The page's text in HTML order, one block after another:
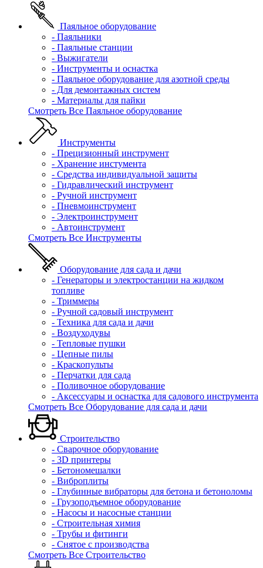
Паяльное оборудование
- Паяльники
- Паяльные станции
- Выжигатели
- Инструменты и оснастка
- Паяльное оборудование для азотной среды
- Для демонтажных систем
- Материалы для пайки
Смотреть Все Паяльное оборудование
Инструменты
- Прецизионный инструмент
- Хранение инстумента
- Средства индивидуальной защиты
- Гидравлический инструмент
- Ручной инструмент
- Пневмоинструмент
- Электроинструмент
- Автоинструмент
Смотреть Все Инструменты
Оборудование для сада и дачи
- Генераторы и электростанции на жидком
топливе
- Триммеры
- Ручной садовый инструмент
- Техника для сада и дачи
- Воздуходувы
- Тепловые пушки
- Цепные пилы
- Краскопульты
- Перчатки для сада
- Поливочное оборудование
- Аксессуары и оснастка для садового инструмента
Смотреть Все Оборудование для сада и дачи
Строительство
- Сварочное оборудование
- 3D принтеры
- Бетономешалки
- Виброплиты
- Глубинные вибраторы для бетона и бетоноломы
- Грузоподъемное оборудование
- Насосы и насосные станции
- Строительная химия
- Трубы и фитинги
- Снятое с производства
Смотреть Все Строительство